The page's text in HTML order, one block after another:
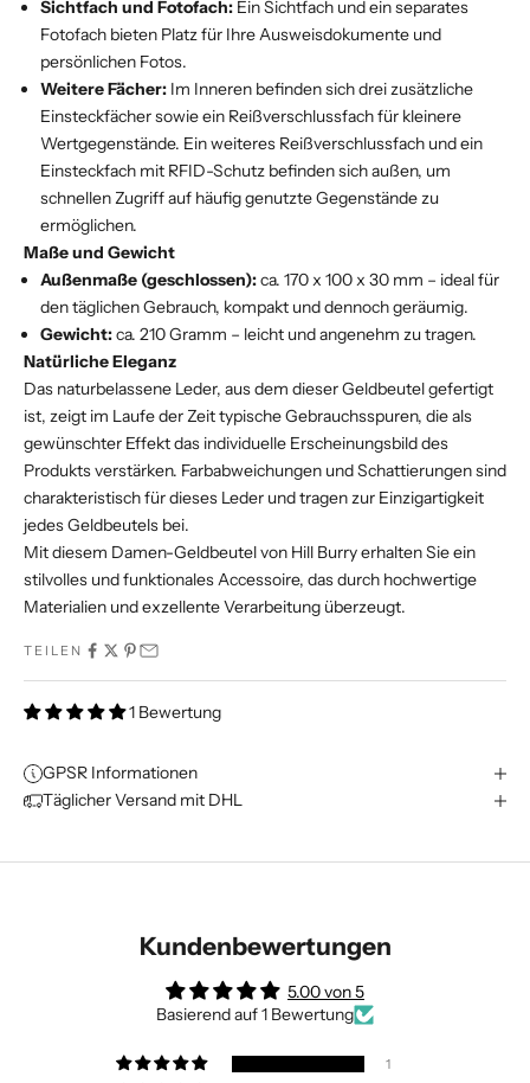
Sichtfach und Fotofach: Ein Sichtfach und ein separates
Fotofach bieten Platz für Ihre Ausweisdokumente und
persönlichen Fotos.
Weitere Fächer: Im Inneren befinden sich drei zusätzliche
Einsteckfächer sowie ein Reißverschlussfach für kleinere
Wertgegenstände. Ein weiteres Reißverschlussfach und ein
Einsteckfach mit RFID-Schutz befinden sich außen, um
schnellen Zugriff auf häufig genutzte Gegenstände zu
ermöglichen.
Maße und Gewicht
Außenmaße (geschlossen):ca. 170 x 100 x 30 mm – ideal für
den täglichen Gebrauch, kompakt und dennoch geräumig.
Gewicht:ca. 210 Gramm – leicht und angenehm zu tragen.
Natürliche Eleganz
Das naturbelassene Leder, aus dem dieser Geldbeutel gefertigt
ist, zeigt im Laufe der Zeit typische Gebrauchsspuren, die als
gewünschter Effekt das individuelle Erscheinungsbild des
Produkts verstärken. Farbabweichungen und Schattierungen sind
charakteristisch für dieses Leder und tragen zur Einzigartigkeit
jedes Geldbeutels bei.
Mit diesem Damen-Geldbeutel von Hill Burry erhalten Sie ein
stilvolles und funktionales Accessoire, das durch hochwertige
Materialien und exzellente Verarbeitung überzeugt.
TEILEN
1 Bewertung
GPSR Informationen
Täglicher Versand mit DHL
Kundenbewertungen
5.00 von 5
Basierend auf 1 Bewertung
1